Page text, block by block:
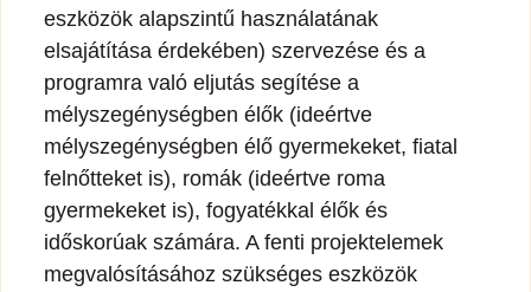
eszközök alapszintű használatának
elsajátítása érdekében) szervezése és a
programra való eljutás segítése a
mélyszegénységben élők (ideértve
mélyszegénységben élő gyermekeket, fiatal
felnőtteket is), romák (ideértve roma
gyermekeket is), fogyatékkal élők és
időskorúak számára. A fenti projektelemek
megvalósításához szükséges eszközök